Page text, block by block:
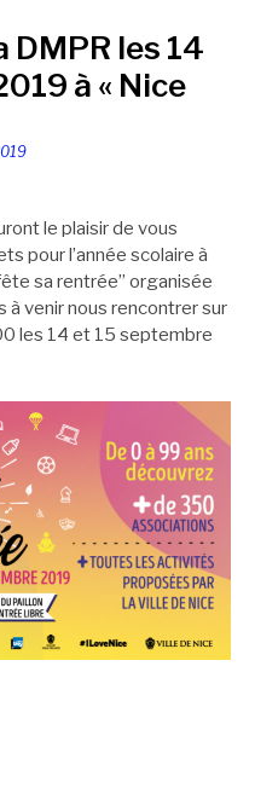
les 14
à « Nice
le plaisir de vous
pour l’année scolaire à
sa rentrée” organisée
à venir nous rencontrer sur
les 14 et 15 septembre